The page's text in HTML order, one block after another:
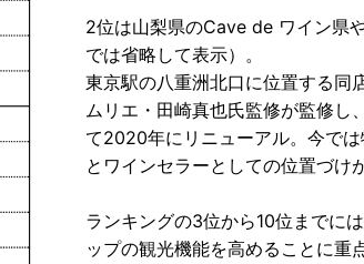
2位は山梨県のCave de ワイン県
では省略して表示）。
東京駅の八重洲北口に位置する同
ムリエ・田崎真也氏監修が監修し
て2020年にリニューアル。今で
とワインセラーとしての位置づけ
ランキングの3位から10位までに
ップの観光機能を高めることに重